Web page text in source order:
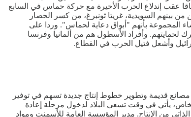
عقب إندلاع الحرب الأخيرة مع حركة حماس في السابع
من بينهم السويدية، غريتا ثونبرغ، من كسر الحصار
المجموعة بأنهم "أبواق دعاية لحماس". وردا على
وأفراد الأسطول هم من ألمانيا وفرنسا
قديمة وتطوير خطوط إنتاج جديدة تسهم في توفير
يأتي في وقت تسعى البلاد لدخول مرحلة إعادة
الذاتي من الإنتاج. مدير المؤسسة العامة للأسمنت ومواد